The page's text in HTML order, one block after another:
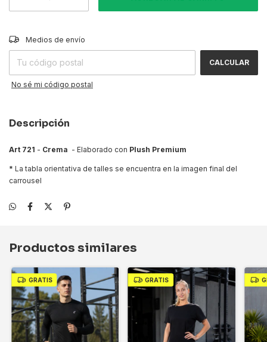
Entregas para el CP:
Medios de envío
CALCULAR
No sé mi código postal
Descripción
Art 721 - Crema - Elaborado con Plush Premium
* La tabla orientativa de talles se encuentra en la imagen final del
carrousel
Productos similares
GRATIS GRATIS